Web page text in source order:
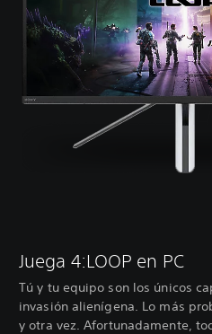
Juega 4:LOOP en PC
Tú y tu equipo son los únicos
invasión alienígena. Lo más
y otra vez. Afortunadamente,